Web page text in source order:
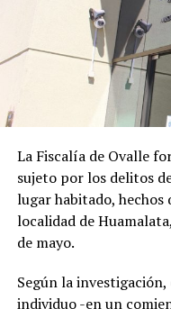
La Fiscalía de Ovalle
sujeto por los delitos
lugar habitado,
localidad de
de mayo.
Según la
individuo -en un